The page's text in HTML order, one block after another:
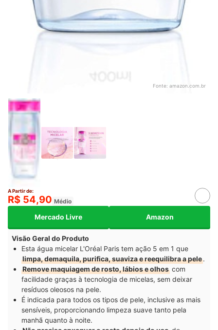
Fonte: amazon.com.br
A Partir de:
R$ 54,90 Médio
Mercado Livre Amazon
Visão Geral do Produto
Esta água micelar L'Oréal Paris tem ação 5 em 1 que
limpa, demaquila, purifica, suaviza e reequilibra a pele.
Remove maquiagem de rosto, lábios e olhos com
facilidade graças à tecnologia de micelas, sem deixar
resíduos oleosos na pele.
É indicada para todos os tipos de pele, inclusive as mais
sensíveis, proporcionando limpeza suave tanto pela
manhã quanto à noite.